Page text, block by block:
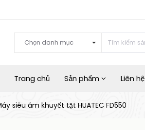
Chọn danh mục
Trang chủ Sản phẩm Liên hệ
siêu âm khuyết tật HUATEC FD550